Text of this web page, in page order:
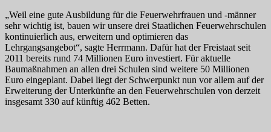
„Weil eine gute Ausbildung für die Feuerwehrfrauen und -männer
sehr wichtig ist, bauen wir unsere drei Staatlichen Feuerwehrschulen
kontinuierlich aus, erweitern und optimieren das
Lehrgangsangebot“, sagte Herrmann. Dafür hat der Freistaat seit
2011 bereits rund 74 Millionen Euro investiert. Für aktuelle
Baumaßnahmen an allen drei Schulen sind weitere 50 Millionen
Euro eingeplant. Dabei liegt der Schwerpunkt nun vor allem auf der
Erweiterung der Unterkünfte an den Feuerwehrschulen von derzeit
insgesamt 330 auf künftig 462 Betten.